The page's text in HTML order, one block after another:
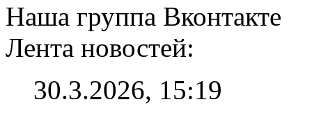
Наша группа Вконтакте
Лента новостей:
30.3.2026, 15:19